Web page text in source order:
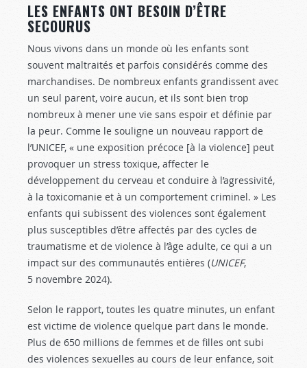
LES ENFANTS ONT BESOIN D’ÊTRE
SECOURUS
Nous vivons dans un monde où les enfants sont
souvent maltraités et parfois considérés comme des
marchandises. De nombreux enfants grandissent avec
un seul parent, voire aucun, et ils sont bien trop
nombreux à mener une vie sans espoir et définie par
la peur. Comme le souligne un nouveau rapport de
l’UNICEF, « une exposition précoce [à la violence] peut
provoquer un stress toxique, affecter le
développement du cerveau et conduire à l’agressivité,
à la toxicomanie et à un comportement criminel. » Les
enfants qui subissent des violences sont également
plus susceptibles d’être affectés par des cycles de
traumatisme et de violence à l’âge adulte, ce qui a un
impact sur des communautés entières (UNICEF,
5 novembre 2024).
Selon le rapport, toutes les quatre minutes, un enfant
est victime de violence quelque part dans le monde.
Plus de 650 millions de femmes et de filles ont subi
des violences sexuelles au cours de leur enfance, soit